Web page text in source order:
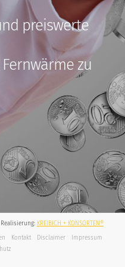
preiswerte
zu
KREIBICH + KONSORTEN®
Kontakt Disclaimer
Impressum